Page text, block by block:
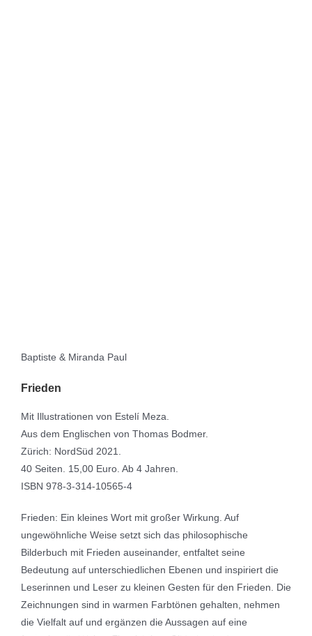
Baptiste & Miranda Paul
Frieden
Mit Illustrationen von Estelí Meza.
Aus dem Englischen von Thomas Bodmer.
Zürich: NordSüd 2021.
40 Seiten. 15,00 Euro. Ab 4 Jahren.
ISBN 978-3-314-10565-4
Frieden: Ein kleines Wort mit großer Wirkung. Auf
ungewöhnliche Weise setzt sich das philosophische
Bilderbuch mit Frieden auseinander, entfaltet seine
Bedeutung auf unterschiedlichen Ebenen und inspiriert die
Leserinnen und Leser zu kleinen Gesten für den Frieden. Die
Zeichnungen sind in warmen Farbtönen gehalten, nehmen
die Vielfalt auf und ergänzen die Aussagen auf eine